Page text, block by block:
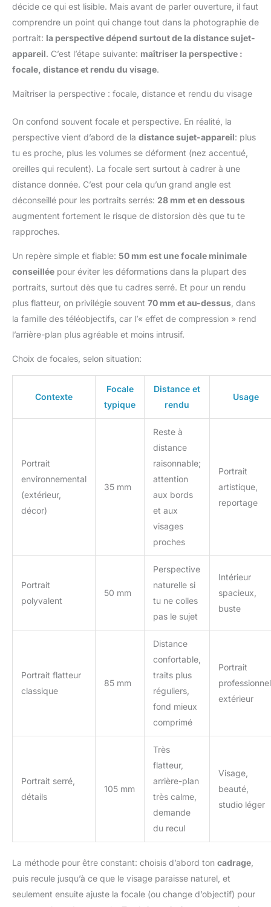
décide ce qui est lisible. Mais avant de parler ouverture, il faut
comprendre un point qui change tout dans la photographie de
portrait: la perspective dépend surtout de la distance sujet-
appareil. C’est l’étape suivante: maîtriser la perspective :
focale, distance et rendu du visage.
Maîtriser la perspective : focale, distance et rendu du visage
On confond souvent focale et perspective. En réalité, la
perspective vient d’abord de la distance sujet-appareil: plus
tu es proche, plus les volumes se déforment (nez accentué,
oreilles qui reculent). La focale sert surtout à cadrer à une
distance donnée. C’est pour cela qu’un grand angle est
déconseillé pour les portraits serrés: 28 mm et en dessous
augmentent fortement le risque de distorsion dès que tu te
rapproches.
Un repère simple et fiable: 50 mm est une focale minimale
conseillée pour éviter les déformations dans la plupart des
portraits, surtout dès que tu cadres serré. Et pour un rendu
plus flatteur, on privilégie souvent 70 mm et au-dessus , dans
la famille des téléobjectifs, car l’« effet de compression » rend
l’arrière-plan plus agréable et moins intrusif.
Choix de focales, selon situation:
Contexte
Focale
typique
Distance et
rendu
Usage
Portrait
environnemental
(extérieur,
décor)
35 mm
Reste à
distance
raisonnable;
attention
aux bords
et aux
visages
proches
Portrait
artistique,
reportage
Portrait
polyvalent
50 mm
Perspective
naturelle si
tu ne colles
pas le sujet
Intérieur
spacieux,
buste
Portrait flatteur
classique
85 mm
Distance
confortable,
traits plus
réguliers,
fond mieux
comprimé
Portrait
extérieur
Portrait serré,
détails
105 mm
Très
flatteur,
arrière-plan
très calme,
demande
du recul
Visage,
beauté,
studio léger
La méthode pour être constant: choisis d’abord ton cadrage
puis recule jusqu’à ce que le visage paraisse naturel, et
seulement ensuite ajuste la focale (ou change d’objectif) pour